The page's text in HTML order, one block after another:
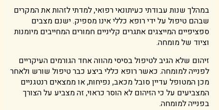
במהלך שנות עבודתי כעיתונאי רפואי, למדתי לזהות את המקרים
שבהם טיפול על ידי רופא כללי אינו מספיק. ישנם מצבים
ספציפיים המייצגים אתגרים קליניים חמורים המחייבים מיומנות
וציוד של מומחה.
זיהום שלא הגיב לטיפול בסיסי מהווה אחד הגורמים העיקריים
לפנייה למומחה. כאשר רופא כללי ביצע כבר טיפול שורש ולאחר
מכן המטופל עדיין סובל מכאב, נפיחות, או ממצאים רנטגניים
המצביעים על כי הזיהום לא הוסר כראוי, זה מצביע על הצורך
בפנייה למומחה.